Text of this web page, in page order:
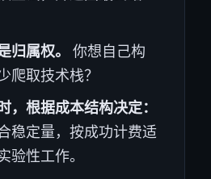
归属权。
你想自己构
爬取技术栈？
，根据成本结构决定：
稳定量，按成功计费适
验性工作。